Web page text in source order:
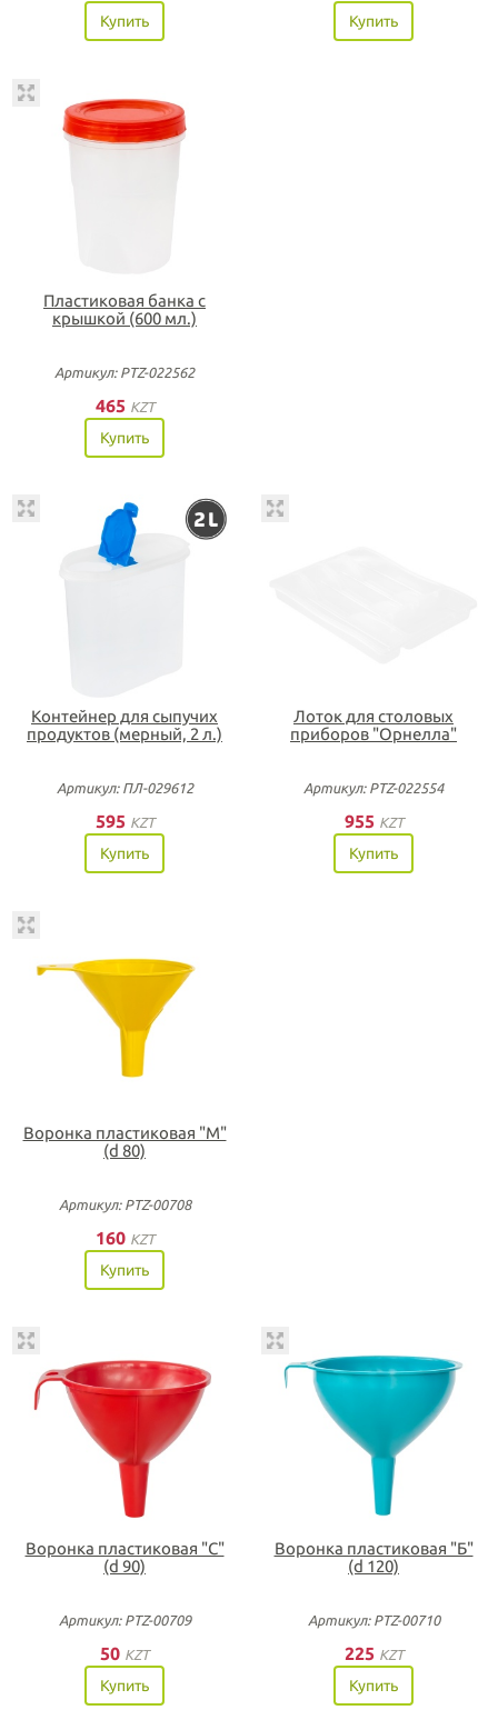
Купить Купить
Пластиковая банка с
крышкой (600 мл.)
Артикул: PTZ-022562
465 KZT
Купить
Контейнер для сыпучих
продуктов (мерный, 2 л.)
Артикул: ПЛ-029612
595 KZT
Купить
Лоток для столовых
приборов "Орнелла"
Артикул: PTZ-022554
955 KZT
Купить
Воронка пластиковая "М"
(d 80)
Артикул: PTZ-00708
160 KZT
Купить
Воронка пластиковая "С"
(d 90)
Артикул: PTZ-00709
50 KZT
Купить
Воронка пластиковая "Б"
(d 120)
Артикул: PTZ-00710
225 KZT
Купить